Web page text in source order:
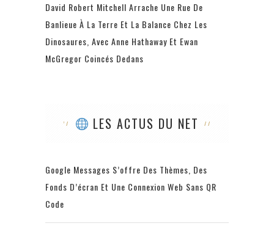
David Robert Mitchell Arrache Une Rue De
Banlieue À La Terre Et La Balance Chez Les
Dinosaures, Avec Anne Hathaway Et Ewan
McGregor Coincés Dedans
LES ACTUS DU NET
Google Messages S’offre Des Thèmes, Des
Fonds D’écran Et Une Connexion Web Sans QR
Code